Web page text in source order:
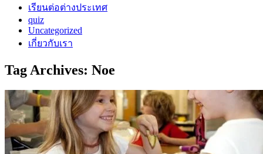
เรียนต่อต่างประเทศ
quiz
Uncategorized
เกี่ยวกับเรา
Tag Archives: Noe